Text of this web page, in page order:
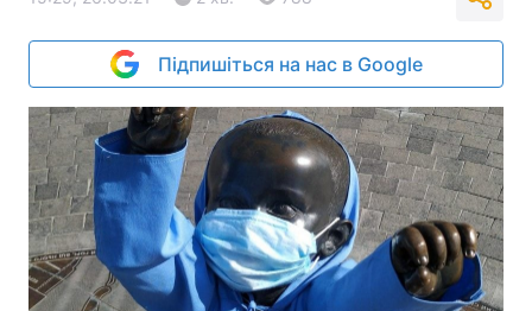
Підпишіться на нас в Google